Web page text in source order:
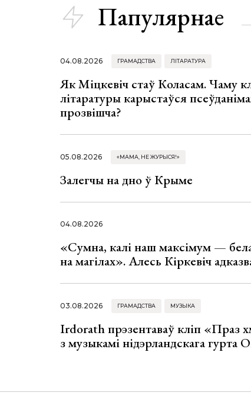
Папулярнае
04.08.2026 ГРАМАДСТВА ЛІТАРАТУРА
Як Міцкевіч стаў Коласам. Чаму
літаратуры карыстаўся
прозвішча?
05.08.2026 «МАМА, НЕ ЖУРЫСЯ!»
Залегчы на дно ў Крыме
04.08.2026
«Сумна, калі наш максімум —
на магілах». Алесь Кіркевіч
03.08.2026 ГРАМАДСТВА МУЗЫКА
Irdorath прэзентаваў кліп «Праз
з музыкамі нідэрландскага гурта